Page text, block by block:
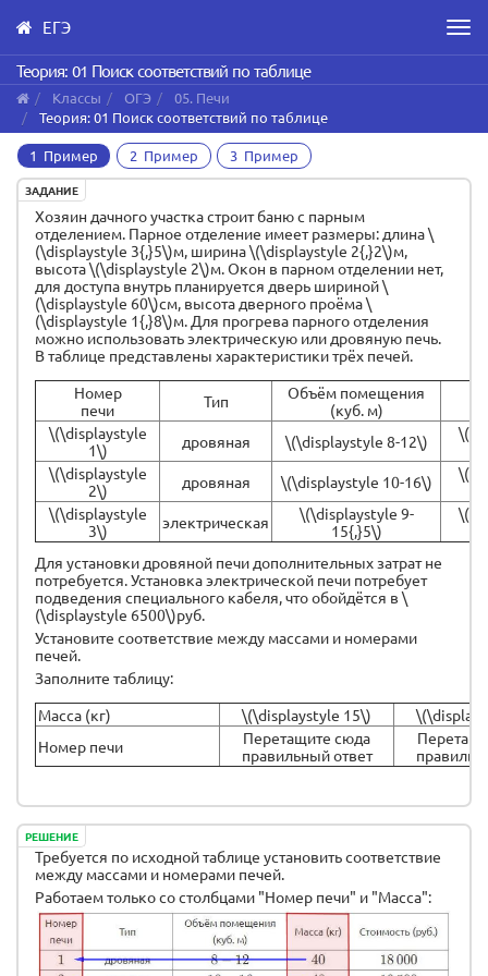
Skip
to
main
content
ЕГЭ
Теория: 01 Поиск соответствий по таблице
Классы ОГЭ
05. Печи
Теория: 01 Поиск соответствий по таблице
1 Пример 2 Пример 3 Пример
ЗАДАНИЕ
Хозяин дачного участка строит баню с парным
отделением. Парное отделение имеет размеры: длина \
(\displaystyle 3{,}5\)м, ширина \(\displaystyle 2{,}2\)м,
высота \(\displaystyle 2\)м. Окон в парном отделении нет,
для доступа внутрь планируется дверь шириной \
(\displaystyle 60\)см, высота дверного проёма \
(\displaystyle 1{,}8\)м. Для прогрева парного отделения
можно использовать электрическую или дровяную печь.
В таблице представлены характеристики трёх печей.
Номер
печи
Тип
Объём помещения
(куб. м)
\(\displaystyle
1\)
дровяная \(\displaystyle 8-12\)
\(\displaystyle
2\)
дровяная \(\displaystyle 10-16\)
\(\displaystyle
3\)
электрическая
\(\displaystyle 9-
15{,}5\)
Для установки дровяной печи дополнительных затрат не
потребуется. Установка электрической печи потребует
подведения специального кабеля, что обойдётся в \
(\displaystyle 6500\)руб.
Установите соответствие между массами и номерами
печей.
Заполните таблицу:
Масса (кг)
\(\displaystyle 15\)
Номер печи
Перетащите сюда
правильный ответ
РЕШЕНИЕ
Требуется по исходной таблице установить соответствие
между массами и номерами печей.
Работаем только со столбцами "Номер печи" и "Масса":